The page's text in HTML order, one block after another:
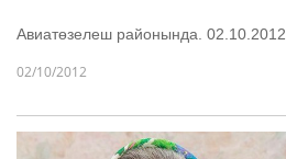
Авиатөзелеш районында. 02.10.2012
02/10/2012